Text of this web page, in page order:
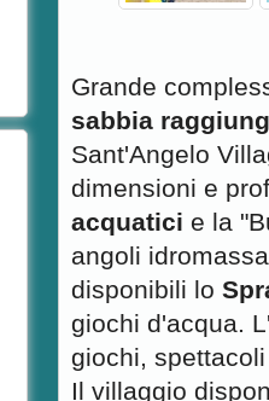
Grande
sabbia
Sant'Angelo
dimensioni e
acquatici e la
angoli
disponibili lo
giochi d'acqua.
giochi,
Il villaggio